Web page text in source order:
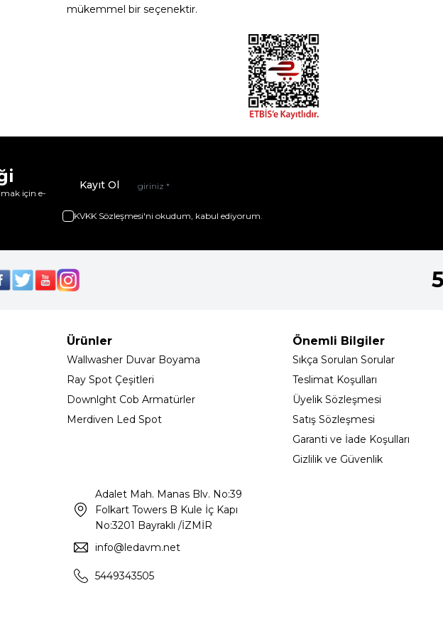
mükemmel bir seçenektir.
için e-
Kayıt Ol
KVKK Sözleşmesi'ni okudum, kabul ediyorum.
Ürünler
Wallwasher Duvar Boyama
Ray Spot Çeşitleri
Downlght Cob Armatürler
Merdiven Led Spot
Önemli Bilgiler
Sıkça Sorulan Sorular
Teslimat Koşulları
Üyelik Sözleşmesi
Satış Sözleşmesi
Garanti ve İade Koşulları
Gizlilik ve Güvenlik
Adalet Mah. Manas Blv. No:39
Folkart Towers B Kule İç Kapı
No:3201 Bayraklı /İZMİR
info@ledavm.net
5449343505